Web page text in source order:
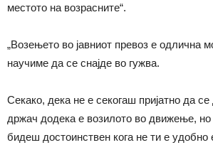
местото на возрасните“.
„Возењето во јавниот превоз е одлична
научиме да се снајде во гужва.
Секако, дека не е секогаш пријатно да
држач додека е возилото во движење,
бидеш достоинствен кога не ти е удобно